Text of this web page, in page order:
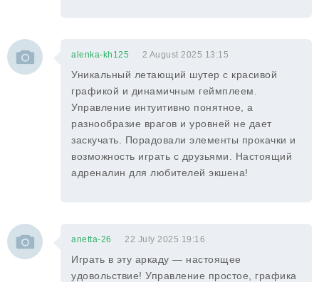
alenka-kh125 2 August 2025 13:15
Уникальный летающий шутер с красивой
графикой и динамичным геймплеем.
Управление интуитивно понятное, а
разнообразие врагов и уровней не дает
заскучать. Порадовали элементы прокачки и
возможность играть с друзьями. Настоящий
адреналин для любителей экшена!
anetta-26 22 July 2025 19:16
Играть в эту аркаду — настоящее
удовольствие! Управление простое, графика